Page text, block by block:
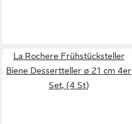
La Rochere Frühstücksteller
Biene Dessertteller ø 21 cm 4er
Set, (4 St)